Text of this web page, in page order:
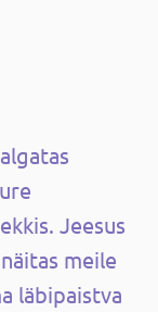
Jeesus
meile
läbipaistva